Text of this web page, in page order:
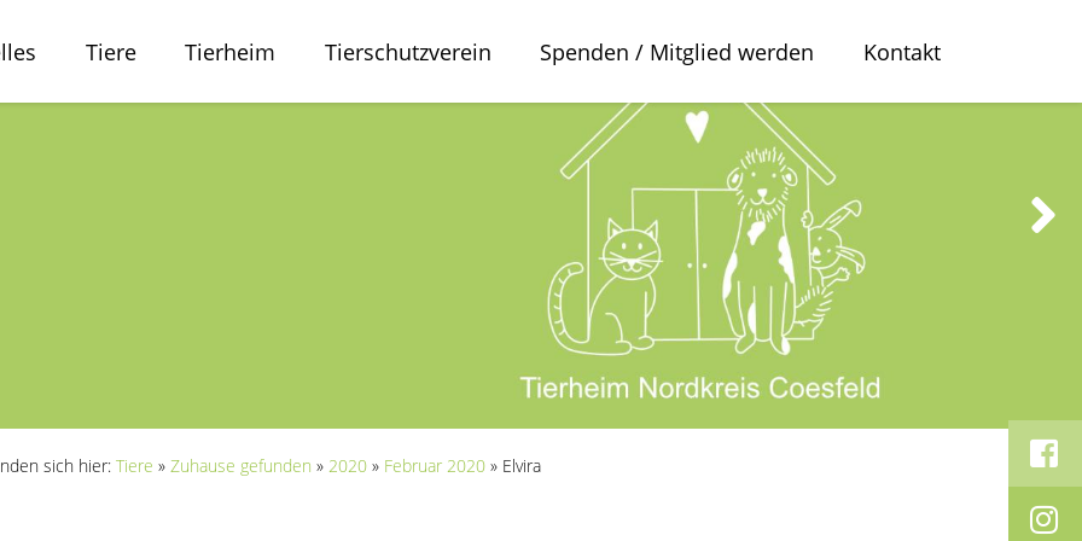
Tiere Tierheim Tierschutzverein Spenden / Mitglied werden Kontakt
sich hier: Tiere » Zuhause gefunden » 2020 » Februar 2020 » Elvira